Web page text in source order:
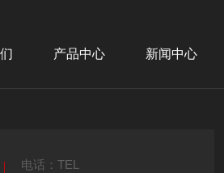
产品中心 新闻中心
电话：TEL